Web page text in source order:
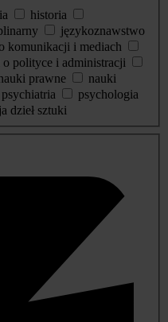
historia
językoznawstwo
komunikacji i mediach
o polityce i administracji
prawne
nauki
psychiatria
psychologia
dzieł sztuki